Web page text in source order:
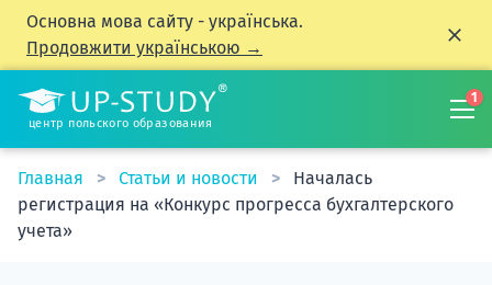
Основна мова сайту - українська.
Продовжити українською →
центр польского образования
1
Главная Статьи и новости
Началась
регистрация на «Конкурс прогресса бухгалтерского
учета»